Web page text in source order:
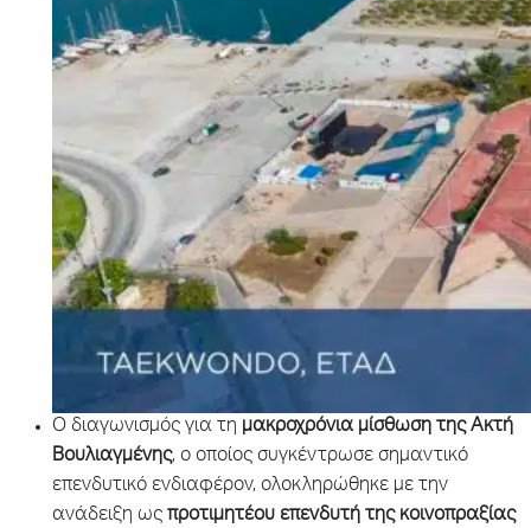
Ο διαγωνισμός για τη μακροχρόνια μίσθωση της Ακτή
Βουλιαγμένης, ο οποίος συγκέντρωσε σημαντικό
επενδυτικό ενδιαφέρον, ολοκληρώθηκε με την
ανάδειξη ως προτιμητέου επενδυτή της κοινοπραξίας